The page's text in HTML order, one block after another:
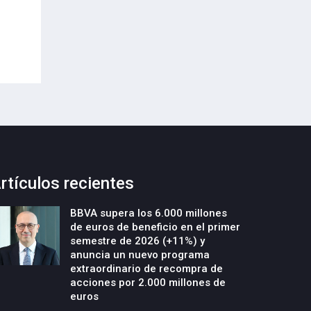
recientes
BBVA supera los 6.000 millones
de euros de beneficio en el primer
semestre de 2026 (+11%) y
anuncia un nuevo programa
extraordinario de recompra de
acciones por 2.000 millones de
euros